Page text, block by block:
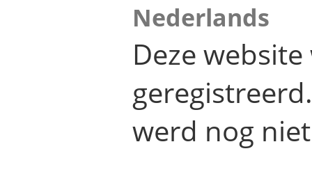
Nederlands
Deze
werd nog